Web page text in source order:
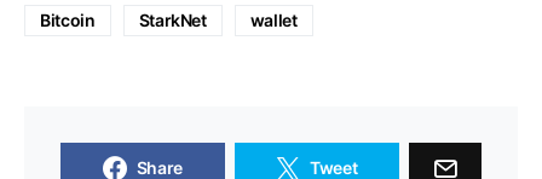
Bitcoin StarkNet wallet
Share Tweet